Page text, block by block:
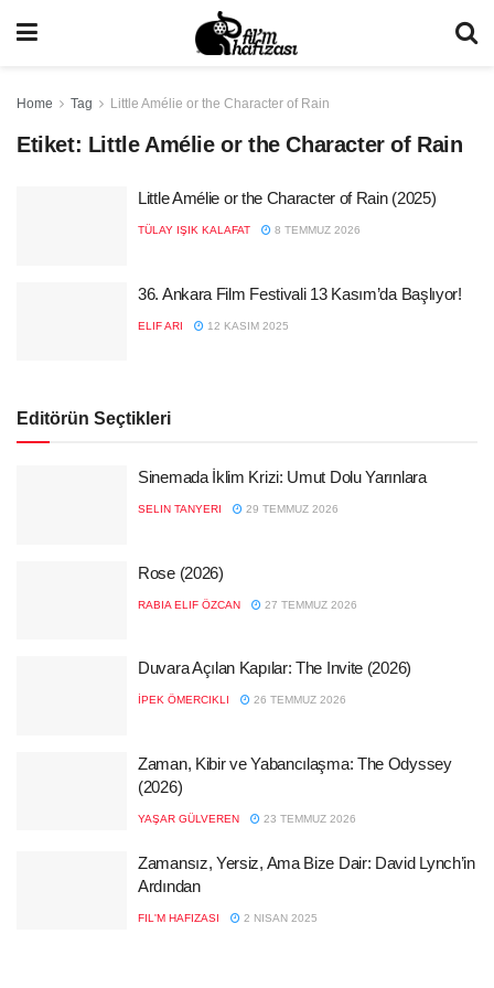
Home Tag Little Amélie or the Character of Rain
Etiket: Little Amélie or the Character of Rain
Little Amélie or the Character of Rain (2025)
TÜLAY IŞIK KALAFAT 8 TEMMUZ 2026
36. Ankara Film Festivali 13 Kasım’da Başlıyor!
ELIF ARI 12 KASIM 2025
Editörün Seçtikleri
Sinemada İklim Krizi: Umut Dolu Yarınlara
SELIN TANYERI 29 TEMMUZ 2026
Rose (2026)
RABIA ELIF ÖZCAN 27 TEMMUZ 2026
Duvara Açılan Kapılar: The Invite (2026)
İPEK ÖMERCIKLI 26 TEMMUZ 2026
Zaman, Kibir ve Yabancılaşma: The Odyssey
(2026)
YAŞAR GÜLVEREN 23 TEMMUZ 2026
Zamansız, Yersiz, Ama Bize Dair: David Lynch’in
Ardından
FIL'M HAFIZASI 2 NISAN 2025